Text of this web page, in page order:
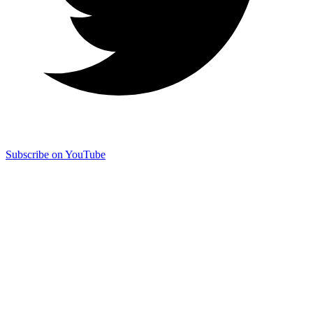
Subscribe on YouTube